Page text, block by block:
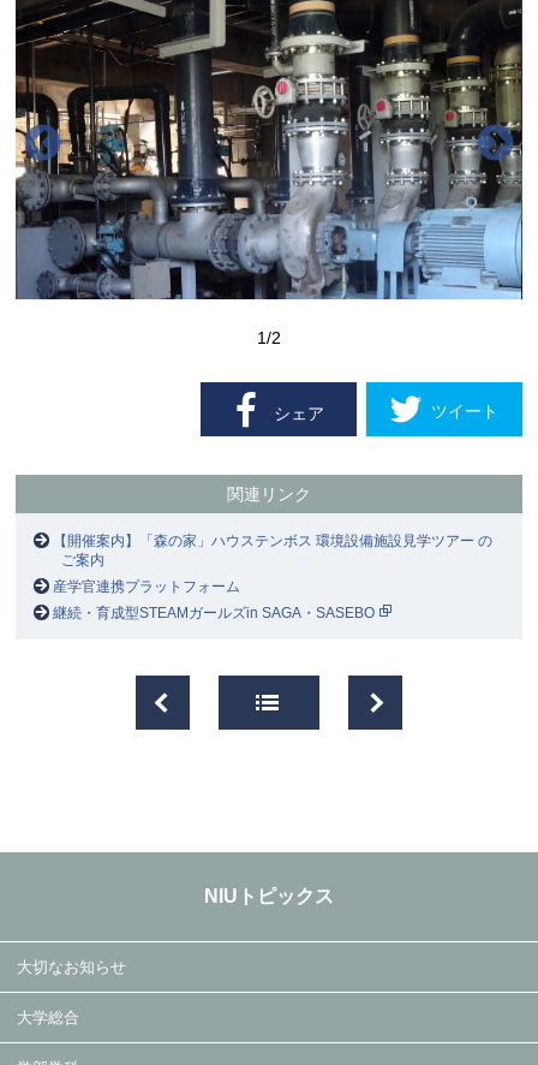
1/2
シェア ツイート
関連リンク
【開催案内】「森の家」ハウステンボス 環境設備施設見学ツアー の
ご案内
産学官連携プラットフォーム
継続・育成型STEAMガールズin SAGA・SASEBO
NIUトピックス
大切なお知らせ
大学総合